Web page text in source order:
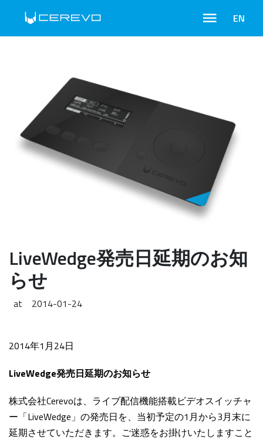
EN
LiveWedge発売日延期のお知
らせ
at 2014-01-24
2014年1月24日
LiveWedge発売日延期のお知らせ
株式会社Cerevoは、ライブ配信機能搭載ビデオスイッチャ
ー「LiveWedge」の発売日を、当初予定の1月から3月末に
延期させていただきます。ご迷惑をお掛けいたしますこと